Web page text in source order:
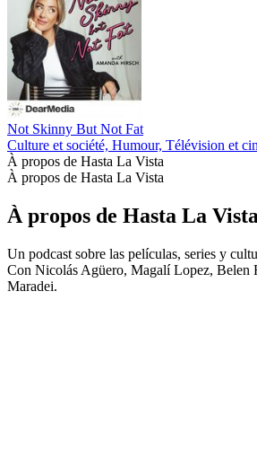
Not Skinny But Not Fat
Culture et société, Humour, Télévision et
À propos de Hasta La Vista
À propos de Hasta La Vista
À propos de Hasta La Vista
Un podcast sobre las películas, series y
Con Nicolás Agüero, Magalí Lopez, Belen
Maradei.